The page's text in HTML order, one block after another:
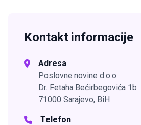
Kontakt informacije
Adresa
Poslovne novine d.o.o.
Dr. Fetaha Bećirbegovića 1b
71000 Sarajevo, BiH
Telefon